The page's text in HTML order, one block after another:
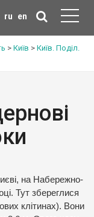
ru en
> Київ > Київ. Поділ.
на Набережно-
Тут збереглися
клітинах). Вони